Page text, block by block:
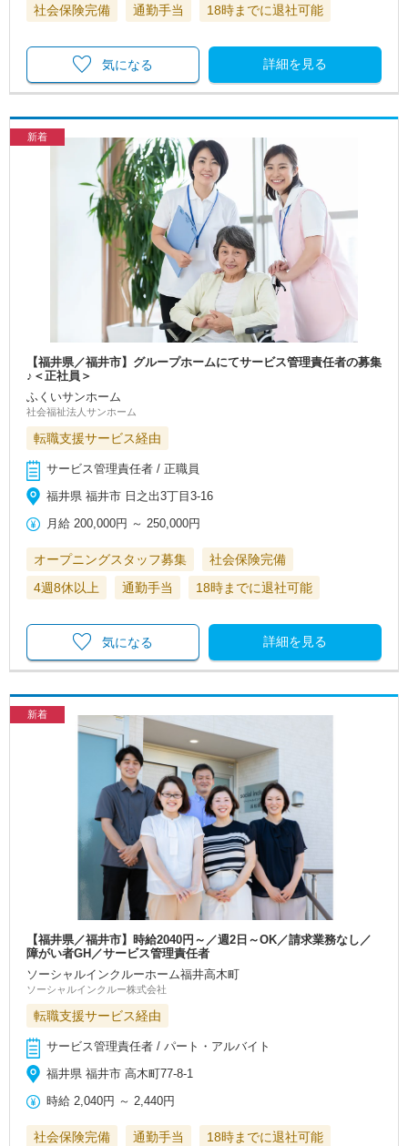
社会保険完備 通勤手当 18時までに退社可能
詳細を見る
気になる
新着
【福井県／福井市】グループホームにてサービス管理責任者の募集
♪＜正社員＞
ふくいサンホーム
社会福祉法人サンホーム
転職支援サービス経由
サービス管理責任者 / 正職員
福井県 福井市 日之出3丁目3-16
月給 200,000円 ～250,000円
オープニングスタッフ募集
社会保険完備
4週8休以上
通勤手当 18時までに退社可能
詳細を見る
気になる
新着
【福井県／福井市】時給2040円～／週2日～OK／請求業務なし／
障がい者GH／サービス管理責任者
ソーシャルインクルーホーム福井高木町
ソーシャルインクルー株式会社
転職支援サービス経由
サービス管理責任者 / パート・アルバイト
福井県 福井市 高木町77-8-1
時給 2,040円 ～2,440円
社会保険完備 通勤手当 18時までに退社可能